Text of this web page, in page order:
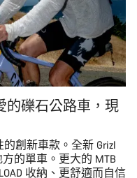
的礫石公路車，現
創新車款。全新 Grizl
的單車。更大的 MTB
收納、更舒適而自信